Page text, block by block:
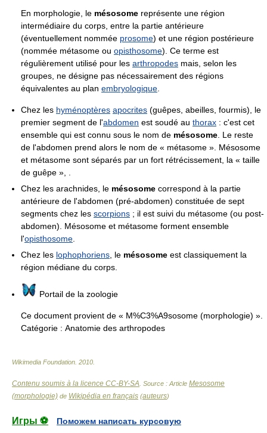
En morphologie, le mésosome représente une région
intermédiaire du corps, entre la partie antérieure
(éventuellement nommée prosome) et une région postérieure
(nommée métasome ou opisthosome). Ce terme est
régulièrement utilisé pour les arthropodes mais, selon les
groupes, ne désigne pas nécessairement des régions
équivalentes au plan embryologique.
Chez les hyménoptères apocrites (guêpes, abeilles, fourmis), le
premier segment de l'abdomen est soudé au thorax : c'est cet
ensemble qui est connu sous le nom de mésosome. Le reste
de l'abdomen prend alors le nom de « métasome ». Mésosome
et métasome sont séparés par un fort rétrécissement, la « taille
de guêpe », .
Chez les arachnides, le mésosome correspond à la partie
antérieure de l'abdomen (pré-abdomen) constituée de sept
segments chez les scorpions ; il est suivi du métasome (ou post-
abdomen). Mésosome et métasome forment ensemble
l'opisthosome.
Chez les lophophoriens, le mésosome est classiquement la
région médiane du corps.
Portail de la zoologie
Ce document provient de « M%C3%A9sosome (morphologie) ».
Catégorie : Anatomie des arthropodes
Wikimedia Foundation 2010
Contenu soumis à la licence CC-BY-SA . Source : Article Mesosome
(morphologie) de Wikipédia en français (auteurs)
Игры ⚽
Поможем написать курсовую